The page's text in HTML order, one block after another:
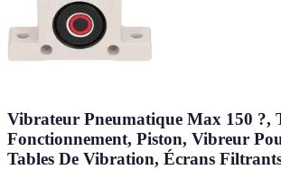
Vibrateur Pneumatique Max 150 ?,
Fonctionnement, Piston, Vibreur
Tables De Vibration, Écrans